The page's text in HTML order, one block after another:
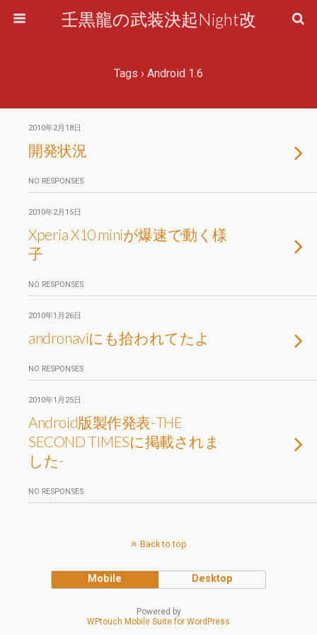
壬黒龍の武装決起Night改
Tags › Android 1.6
2010年2月18日
開発状況
NO RESPONSES
2010年2月15日
Xperia X10 miniが爆速で動く様
子
NO RESPONSES
2010年1月26日
andronaviにも拾われてたよ
NO RESPONSES
2010年1月25日
Android版製作発表-THE
SECOND TIMESに掲載されま
した-
NO RESPONSES
Back to top
Mobile Desktop
Powered by
WPtouch Mobile Suite for WordPress